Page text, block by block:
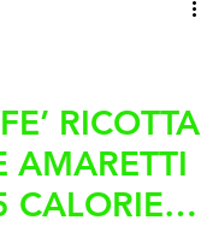
RICOTTA
AMARETTI
CALORIE